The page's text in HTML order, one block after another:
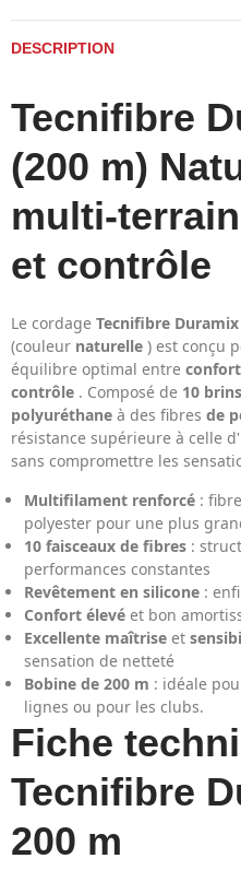
DESCRIPTION
Tecnifibre
(200 m)
multi-
et contrôle
Le cordage Tecnifibre Duramix
(couleur naturelle ) est conçu
équilibre optimal entre confort
contrôle . Composé de 10 brins
polyuréthane à des fibres de
résistance supérieure à celle
sans compromettre les
Multifilament renforcé :
polyester pour une plus
10 faisceaux de fibres :
performances constantes
Revêtement en silicone :
Confort élevé et bon
Excellente maîtrise et
sensation de netteté
Bobine de 200 m : idéale
lignes ou pour les clubs.
Fiche
Tecnifibre
200 m